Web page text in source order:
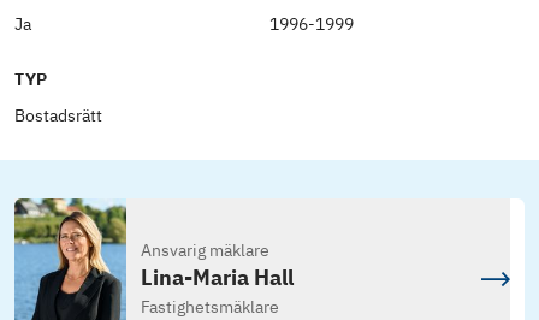
Ja
1996-1999
TYP
Bostadsrätt
Ansvarig mäklare
Lina-Maria Hall
Fastighetsmäklare